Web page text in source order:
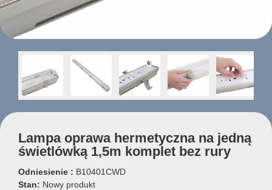
Lampa oprawa hermetyczna na jedną
świetlówką 1,5m komplet bez rury
Odniesienie : B10401CWD
Stan: Nowy produkt